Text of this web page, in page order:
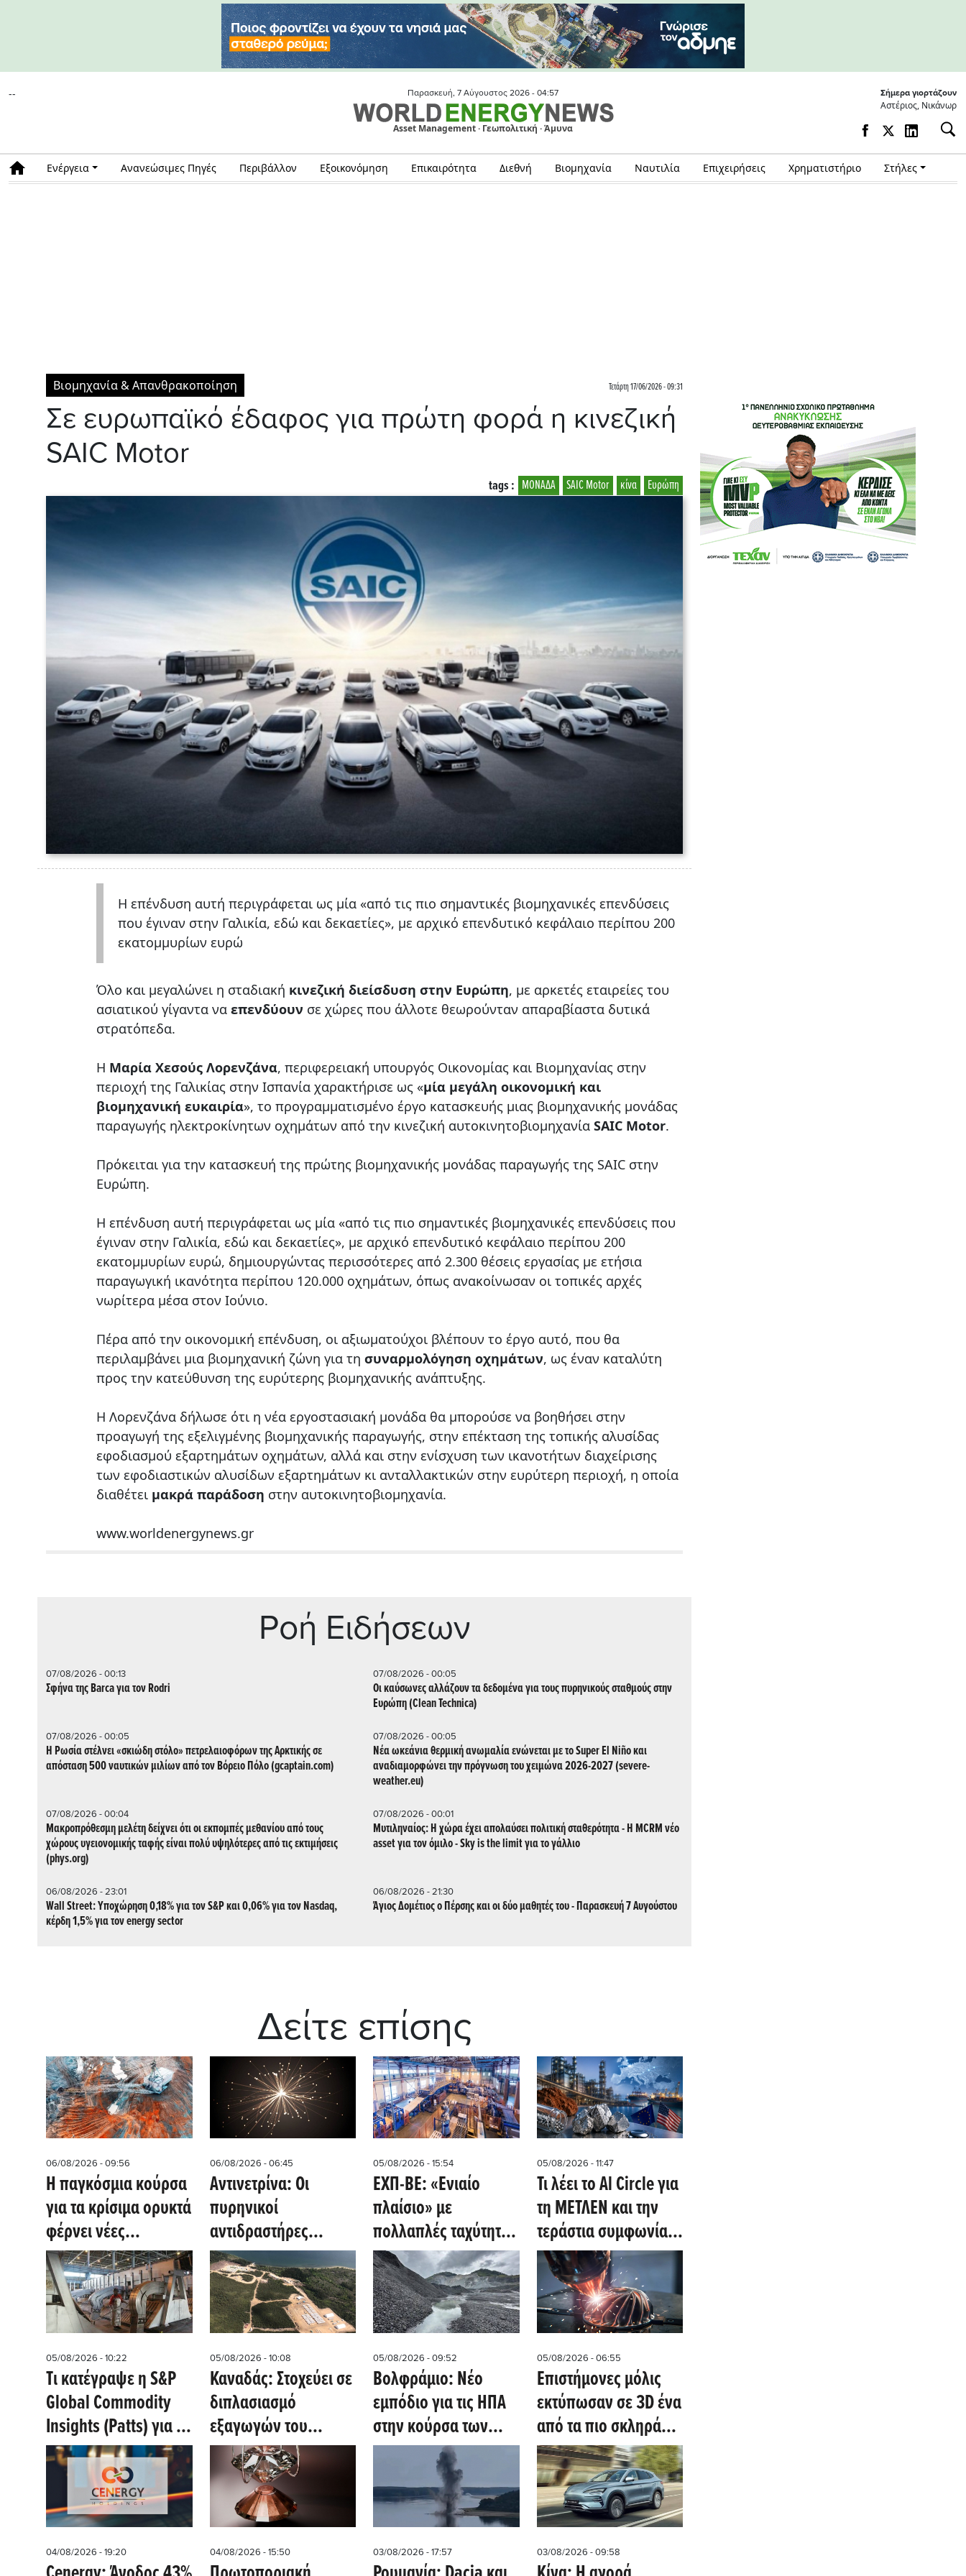
-- Παρασκευή, 7 Αύγουστος 2026 - 04:57
Asset Management · Γεωπολιτική · Άμυνα
Σήμερα γιορτάζουν
Αστέριος, Νικάνωρ
Ενέργεια Ανανεώσιμες Πηγές Περιβάλλον Εξοικονόμηση Επικαιρότητα Διεθνή Βιομηχανία Ναυτιλία Επιχειρήσεις Χρηματιστήριο Στήλες
Βιομηχανία & Απανθρακοποίηση Τετάρτη 17/06/2026 - 09:31
Σε ευρωπαϊκό έδαφος για πρώτη φορά η κινεζική
SAIC Motor
Ευρώπη
κίνα
SAIC Motor
ΜΟΝΑΔΑ
tags :
Η επένδυση αυτή περιγράφεται ως μία «από τις πιο σημαντικές βιομηχανικές επενδύσεις
που έγιναν στην Γαλικία, εδώ και δεκαετίες», με αρχικό επενδυτικό κεφάλαιο περίπου 200
εκατομμυρίων ευρώ
Όλο και μεγαλώνει η σταδιακή κινεζική διείσδυση στην Ευρώπη, με αρκετές εταιρείες του
ασιατικού γίγαντα να επενδύουν σε χώρες που άλλοτε θεωρούνταν απαραβίαστα δυτικά
στρατόπεδα.
Η Μαρία Χεσούς Λορενζάνα, περιφερειακή υπουργός Οικονομίας και Βιομηχανίας στην
περιοχή της Γαλικίας στην Ισπανία χαρακτήρισε ως «μία μεγάλη οικονομική και
βιομηχανική ευκαιρία», το προγραμματισμένο έργο κατασκευής μιας βιομηχανικής μονάδας
παραγωγής ηλεκτροκίνητων οχημάτων από την κινεζική αυτοκινητοβιομηχανία SAIC Motor.
Πρόκειται για την κατασκευή της πρώτης βιομηχανικής μονάδας παραγωγής της SAIC στην
Ευρώπη.
Η επένδυση αυτή περιγράφεται ως μία «από τις πιο σημαντικές βιομηχανικές επενδύσεις που
έγιναν στην Γαλικία, εδώ και δεκαετίες», με αρχικό επενδυτικό κεφάλαιο περίπου 200
εκατομμυρίων ευρώ, δημιουργώντας περισσότερες από 2.300 θέσεις εργασίας με ετήσια
παραγωγική ικανότητα περίπου 120.000 οχημάτων, όπως ανακοίνωσαν οι τοπικές αρχές
νωρίτερα μέσα στον Ιούνιο.
Πέρα από την οικονομική επένδυση, οι αξιωματούχοι βλέπουν το έργο αυτό, που θα
περιλαμβάνει μια βιομηχανική ζώνη για τη συναρμολόγηση οχημάτων, ως έναν καταλύτη
προς την κατεύθυνση της ευρύτερης βιομηχανικής ανάπτυξης.
Η Λορενζάνα δήλωσε ότι η νέα εργοστασιακή μονάδα θα μπορούσε να βοηθήσει στην
προαγωγή της εξελιγμένης βιομηχανικής παραγωγής, στην επέκταση της τοπικής αλυσίδας
εφοδιασμού εξαρτημάτων οχημάτων, αλλά και στην ενίσχυση των ικανοτήτων διαχείρισης
των εφοδιαστικών αλυσίδων εξαρτημάτων κι ανταλλακτικών στην ευρύτερη περιοχή, η οποία
διαθέτει μακρά παράδοση στην αυτοκινητοβιομηχανία.
www.worldenergynews.gr
Ρoή Ειδήσεων
07/08/2026 - 00:13
Σφήνα της Barca για τον Rodri
07/08/2026 - 00:05
Οι καύσωνες αλλάζουν τα δεδομένα για τους πυρηνικούς σταθμούς στην
Ευρώπη (Clean Technica)
07/08/2026 - 00:05
Η Ρωσία στέλνει «σκιώδη στόλο» πετρελαιοφόρων της Αρκτικής σε
απόσταση 500 ναυτικών μιλίων από τον Βόρειο Πόλο (gcaptain.com)
07/08/2026 - 00:05
Νέα ωκεάνια θερμική ανωμαλία ενώνεται με το Super El Niño και
αναδιαμορφώνει την πρόγνωση του χειμώνα 2026-2027 (severe-
weather.eu)
07/08/2026 - 00:04
Μακροπρόθεσμη μελέτη δείχνει ότι οι εκπομπές μεθανίου από τους
χώρους υγειονομικής ταφής είναι πολύ υψηλότερες από τις εκτιμήσεις
(phys.org)
07/08/2026 - 00:01
Μυτιληναίος: Η χώρα έχει απολαύσει πολιτική σταθερότητα - Η MCRM νέο
asset για τον όμιλο - Sky is the limit για το γάλλιο
06/08/2026 - 23:01
Wall Street: Υποχώρηση 0,18% για τον S&P και 0,06% για τον Nasdaq,
κέρδη 1,5% για τον energy sector
06/08/2026 - 21:30
Άγιος Δομέτιος ο Πέρσης και οι δύο μαθητές του - Παρασκευή 7 Αυγούστου
Δείτε επίσης
06/08/2026 - 09:56
Η παγκόσμια κούρσα
για τα κρίσιμα ορυκτά
φέρνει νέες
επενδύσεις στο
Μαλάουι
06/08/2026 - 06:45
Αντινετρίνα: Οι
πυρηνικοί
αντιδραστήρες
συνεχίζουν να
«μιλούν» μετά το
κλείσιμό τους
05/08/2026 - 15:54
ΕΧΠ-ΒΕ: «Ενιαίο
πλαίσιο» με
πολλαπλές ταχύτητες
- Η μάχη για το άρθρο
10.3.ε
05/08/2026 - 11:47
Τι λέει το Al Circle για
τη ΜΕΤΛΕΝ και την
τεράστια συμφωνία
προμήθειας γαλλίου
στις ΗΠΑ
05/08/2026 - 10:22
Tι κατέγραψε η S&P
Global Commodity
Insights (Patts) για το
Slovalco, εργοστάσιο
αλουμινίου
05/08/2026 - 10:08
Καναδάς: Στοχεύει σε
διπλασιασμό
εξαγωγών του
ουρανίου έως το
2035 (mining.com)
05/08/2026 - 09:52
Βολφράμιο: Νέο
εμπόδιο για τις ΗΠΑ
στην κούρσα των
κρίσιμων ορυκτών
(Oil Price)
05/08/2026 - 06:55
Επιστήμονες μόλις
εκτύπωσαν σε 3D ένα
από τα πιο σκληρά
μέταλλα στη Γη
(sciencedaily.com)
04/08/2026 - 19:20 04/08/2026 - 15:50 03/08/2026 - 17:57 03/08/2026 - 09:58